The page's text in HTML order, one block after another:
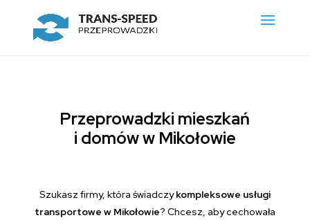
Przeprowadzki mieszkań
i domów w Mikołowie
Szukasz firmy, która świadczykompleksowe usługi
transportowe w Mikołowie? Chcesz, aby cechowała